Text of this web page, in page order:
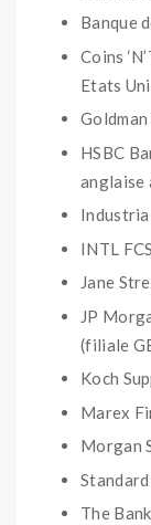
Banque
Coins
Etats
Goldman
HSBC
anglaise
INTL
Jane
JP
(filiale
Koch
Marex
Morgan
The